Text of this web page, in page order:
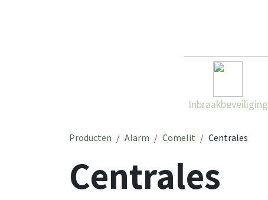
Inbraakbeveiliging
Producten Alarm Comelit Centrales
Centrales